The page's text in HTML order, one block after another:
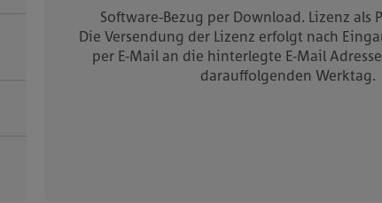
Software-Bezug per Download. Lizenz als
Die Versendung der Lizenz erfolgt nach
per E-Mail an die hinterlegte E-Mail
darauffolgenden Werktag.